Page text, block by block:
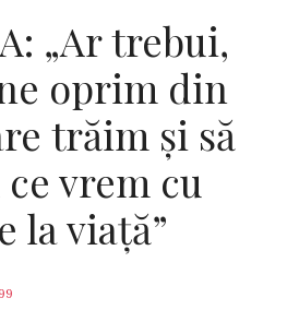
„Ar trebui,
oprim din
trăim și să
vrem cu
la viață”